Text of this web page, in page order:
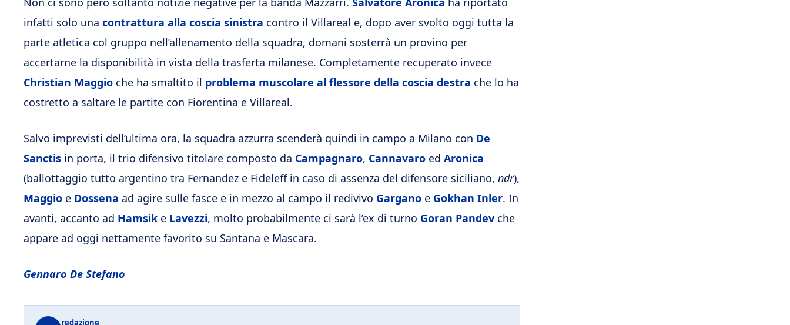
infatti solo una contrattura alla coscia sinistra contro il Villareal e, dopo aver svolto oggi tutta la
parte atletica col gruppo nell’allenamento della squadra, domani sosterrà un provino per
accertarne la disponibilità in vista della trasferta milanese. Completamente recuperato invece
Christian Maggio che ha smaltito il problema muscolare al flessore della coscia destra che lo ha
costretto a saltare le partite con Fiorentina e Villareal.
Salvo imprevisti dell’ultima ora, la squadra azzurra scenderà quindi in campo a Milano con De
Sanctis in porta, il trio difensivo titolare composto da Campagnaro, Cannavaro ed Aronica
(ballottaggio tutto argentino tra Fernandez e Fideleff in caso di assenza del difensore siciliano, ndr),
Maggio e Dossena ad agire sulle fasce e in mezzo al campo il redivivo Gargano e Gokhan Inler. In
avanti, accanto ad Hamsik e Lavezzi, molto probabilmente ci sarà l’ex di turno Goran Pandev che
appare ad oggi nettamente favorito su Santana e Mascara.
Gennaro De Stefano
redazione